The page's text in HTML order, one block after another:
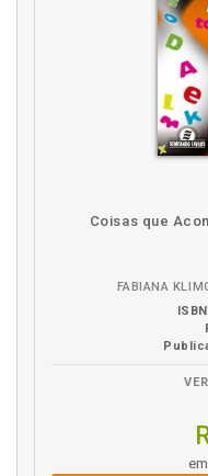
Coisas que
FABIANA